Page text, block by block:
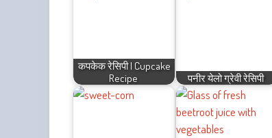
कपकेक रेसिपी | Cupcake
Recipe
पनीर येलो ग्रेवी रेसिपी